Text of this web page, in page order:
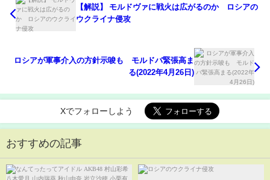
【解説】 モルドヴァに戦火は広がるのか ロシアの
ウクライナ侵攻
ロシアが軍事介入の方針示唆も モルドバ緊張高ま
る(2022年4月26日)
Xでフォローしよう
おすすめの記事